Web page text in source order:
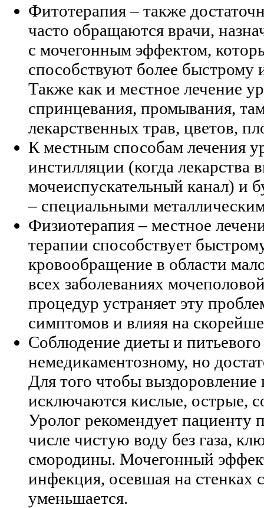
Фитотерапия – также
часто обращаются врачи,
с мочегонным эффектом,
способствуют более
Также как и местное лечение
спринцевания, промывания,
лекарственных трав, цветов,
К местным способам лечения
инстилляции (когда лекарства
мочеиспускательный канал) и
– специальными
Физиотерапия – местное
терапии способствует
кровообращение в области
всех заболеваниях
процедур устраняет эту
симптомов и влияя на
Соблюдение диеты и
немедикаментозному, но
Для того чтобы
исключаются кислые, острые,
Уролог рекомендует
числе чистую воду без газа,
смородины. Мочегонный
инфекция, осевшая на стенках
уменьшается.